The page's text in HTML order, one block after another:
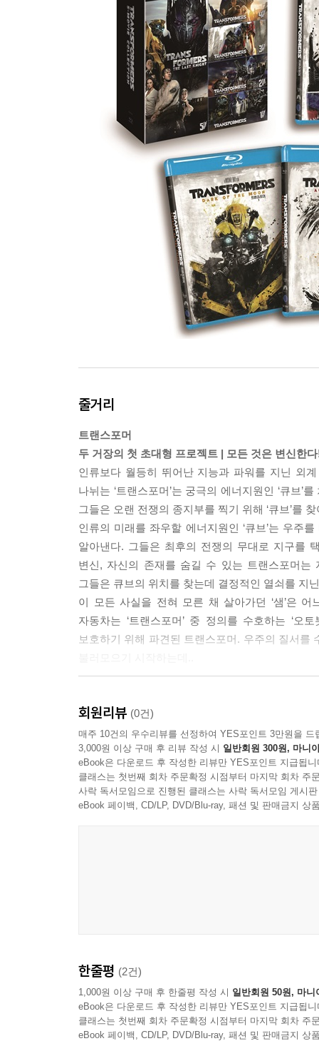
*본편디스크
-Commentary by Director Michael Bay, Roberto
*보너스디스크
-The Human Factor: Exacting Revenge of the Fallen
-Seeds of Vengeance - Development and
Wonders of the World - Production: Middle East
Production and Release / Credits
-A Day with Bay: Tokyo
-25 Years of Transformers
-NEST: Transformer Data-Hub
-The AllSpark Experiment
-Deconstructing Visual Bayhem (multi-angle)
-Deleted / Alternate Scenes
-Music Video - Linkin Park ""New Divide
-The Matrix of Marketing
*본편디스크:부가영상 없음
-Above and Beyond: Exploring Dark of the Moon
-Uncharted Territory: NASA's Future Then and Now
-Deconstructing Chicago: Multi-Angle Sequences
-Previsualizations
-Pre-Visualizations, Final Shot Comparison
-Visual Effects
-Visual Effects, Final Shot Comparison
-The Art of Cybertron
-The Dark of the Moon Archive
- The Matrix of Marketing
-Trailers, Marketing Galleries
-BAY ON ACTION(10:41)
-Evolution Within Extinction(2:01:56)
-Just Another Giant Effin' Movie(10:00)
-A Spark of Design(15:21)
-T.J. Miller: Farm Hippie(19:39)
-Trailers
-Motors and Magic(14:47)
-Alien Landscape:Cybertron (7:08)
-One More Giant Effin' Movie(6:08)
줄거리
트랜스포머
두 거장의 첫 초대형 프로젝트 | 모든 것은 변신한
인류보다 월등히 뛰어난 지능과 파워를 지닌 외계
나뉘는 ‘트랜스포머’는 궁극의 에너지원인 ‘큐브’
그들은 오랜 전쟁의 종지부를 찍기 위해 ‘큐브’를
인류의 미래를 좌우할 에너지원인 ‘큐브’는 우주
알아낸다. 그들은 최후의 전쟁의 무대로 지구를
변신, 자신의 존재를 숨길 수 있는 트랜스포머
그들은 큐브의 위치를 찾는데 결정적인 열쇠를 지
이 모든 사실을 전혀 모른 채 살아가던 ‘샘’은
자동차는 ‘트랜스포머’ 중 정의를 수호하는 ‘오
보호하기 위해 파견된 트랜스포머. 우주의 질서를
영화의 한계를 뛰어넘다.
샘 윗윅키(샤이아 라보프)가 오토봇과 디셉티콘,
미카엘라(메간 폭스)와 새 친구이자 수호 로봇인
희망과는 달리 운명적으로 또 다시 우주의 사활
전쟁의 향방을 가를 열쇠를 가지고 있던 것이다.
맞서 싸우기로 결심하게 된다. 인류를 위협하는
트랜스포머:사라진 시대
트랜스포머의 시대는 끝났다!
시카고에서 벌어진 오토봇과 디셉티콘의 전투로 인
회원리뷰 (0건)
매주 10건의 우수리뷰를 선정하여 YES포인트 3만원을 드
3,000원 이상 구매 후 리뷰 작성 시 일반회원 300원, 마니
eBook은 다운로드 후 작성한 리뷰만 YES포인트 지급됩니
클래스는 첫번째 회차 주문확정 시점부터 마지막 회차 주
사락 독서모임으로 진행된 클래스는 사락 독서모임 게시
eBook 페이백, CD/LP, DVD/Blu-ray, 패션 및 판매금지 상
한줄평 (2건)
1,000원 이상 구매 후 한줄평 작성 시 일반회원 50원, 마니
eBook은 다운로드 후 작성한 리뷰만 YES포인트 지급됩니
클래스는 첫번째 회차 주문확정 시점부터 마지막 회차 주
eBook 페이백, CD/LP, DVD/Blu-ray, 패션 및 판매금지 상